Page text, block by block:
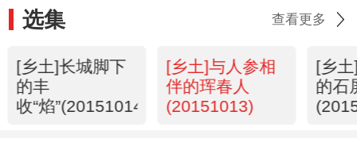
选集 查看更多
[乡土]长城脚下
的丰
收“焰”(20151014)
[乡土]与人参相
伴的珲春人
(20151013)
[乡
的石